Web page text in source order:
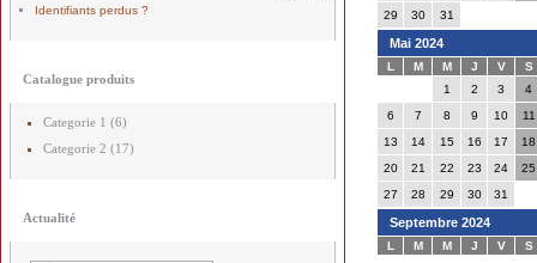
Identifiants perdus ?
Catalogue produits
Categorie 1 (6)
Categorie 2 (17)
Actualité
29
30 31
Mai 2024
L M M J V
S
1
2 3
4
6
7 8 9 10
11
13
14 15 16 17
18
20
21 22 23 24
25
27
28 29 30 31
Septembre 2024
L M M J V S